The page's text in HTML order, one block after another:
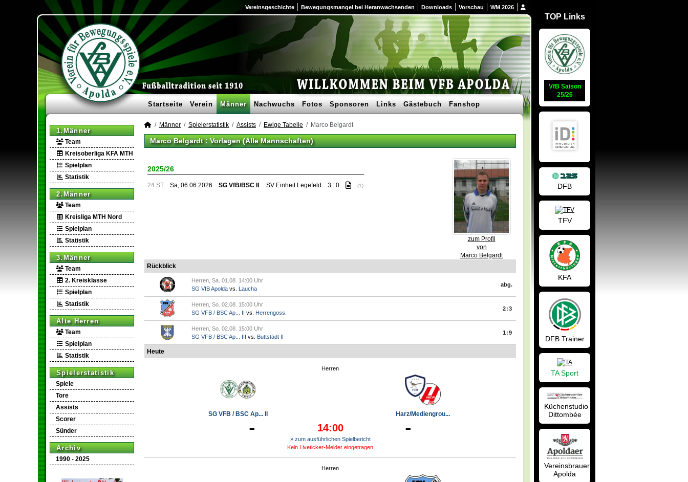
Vereinsgeschichte Bewegungsmangel bei Heranwachsenden Downloads Vorschau WM 2026
Startseite Verein Männer Nachwuchs Fotos Sponsoren Links Gästebuch Fanshop
1.Männer
Team
Kreisoberliga KFA MTH
Spielplan
Statistik
2.Männer
Team
Kreisliga MTH Nord
Spielplan
Statistik
3.Männer
Team
2. Kreisklasse
Spielplan
Statistik
Alte Herren
Team
Spielplan
Statistik
Spielerstatistik
Spiele
Tore
Assists
Scorer
Sünder
Archiv
1990 - 2025
Männer Spielerstatistik Assists Ewige Tabelle Marco Belgardt
Marco Belgardt : Vorlagen (Alle Mannschaften)
zum Profil
von
Marco Belgardt
2025/26
24.ST Sa, 06.06.2026 SG VfB/BSC II : SV Einheit Legefeld 3 : 0 (1)
Rückblick
Herren, Sa. 01.08. 14:00 Uhr
SG VfB Apolda vs. Laucha
abg.
Herren, So. 02.08. 15:00 Uhr
SG VFB / BSC Ap... II vs. Herrengoss.
2:3
Herren, So. 02.08. 15:00 Uhr
SG VFB / BSC Ap... III vs. Buttstädt II
1:9
Heute
Herren
SG VFB / BSC Ap... II Harz/Mediengrou...
- 14:00 -
» zum ausführlichen Spielbericht
Kein Liveticker-Melder eingetragen
Herren
TOP Links
VfB Saison
25/26
DFB
TFV
KFA
DFB Trainer
TA Sport
Küchenstudio
Dittombée
Vereinsbrauerei
Apolda